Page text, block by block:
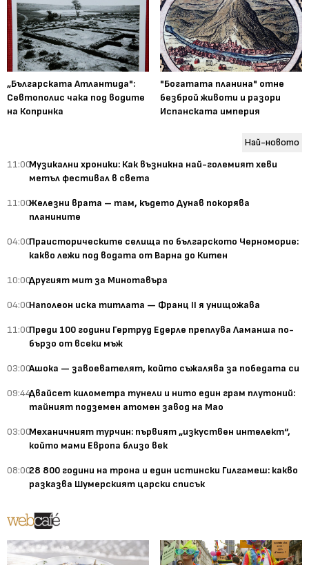
„Българската Атлантида":
Севтополис чака под водите
на Копринка
"Богатата планина" отне
безброй животи и разори
Испанската империя
Най-новото
11:00Музикални хроники: Как възникна най-големият хеви
метъл фестивал в света
11:00Железни врата – там, където Дунав покорява
планините
04:00Праисторическите селища по българското Черноморие:
какво лежи под водата от Варна до Китен
10:00Другият мит за Минотавъра
04:00Наполеон иска титлата — Франц II я унищожава
11:00Преди 100 години Гертруд Едерле преплува Ламанша по-
бързо от всеки мъж
03:00Ашока — завоевателят, който съжалява за победата си
09:44Двайсет километра тунели и нито един грам плутоний:
тайният подземен атомен завод на Мао
03:00Механичният турчин: първият „изкуствен интелект“,
който мами Европа близо век
08:0028 800 години на трона и един истински Гилгамеш: какво
разказва Шумерският царски списък